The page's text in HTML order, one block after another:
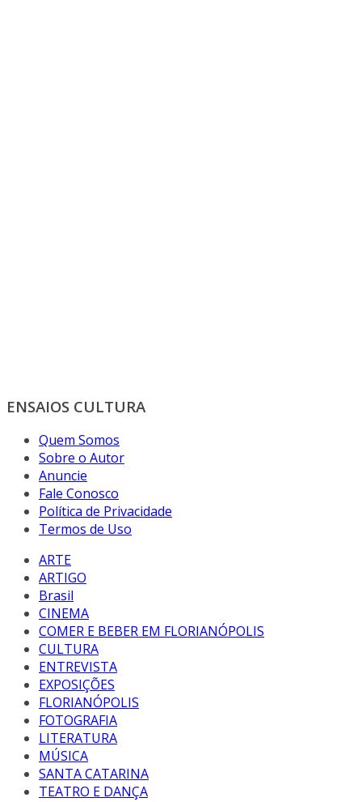
ENSAIOS CULTURA
Quem Somos
Sobre o Autor
Anuncie
Fale Conosco
Política de Privacidade
Termos de Uso
ARTE
ARTIGO
Brasil
CINEMA
COMER E BEBER EM FLORIANÓPOLIS
CULTURA
ENTREVISTA
EXPOSIÇÕES
FLORIANÓPOLIS
FOTOGRAFIA
LITERATURA
MÚSICA
SANTA CATARINA
TEATRO E DANÇA